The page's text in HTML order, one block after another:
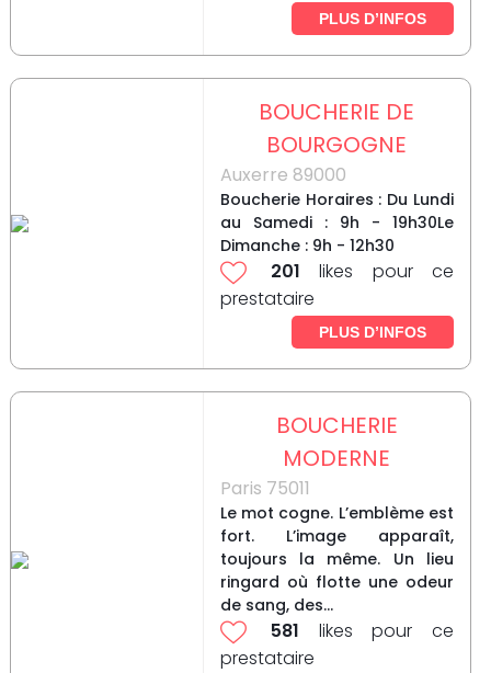
PLUS D’INFOS
BOUCHERIE DE
BOURGOGNE
Auxerre 89000
Boucherie Horaires : Du Lundi
au Samedi : 9h - 19h30Le
Dimanche : 9h - 12h30
201 likes pour ce
prestataire
PLUS D’INFOS
BOUCHERIE
MODERNE
Paris 75011
Le mot cogne. L’emblème est
fort. L’image apparaît,
toujours la même. Un lieu
ringard où flotte une odeur
de sang, des...
581 likes pour ce
prestataire